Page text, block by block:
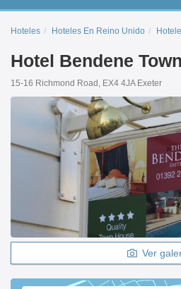
Hoteles Hoteles En Reino Unido
Hotel Bendene
15-16 Richmond Road, EX4 4JA Exeter
Ver